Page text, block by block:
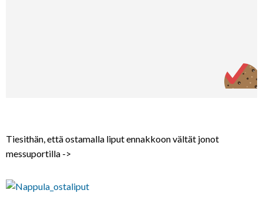
Tiesithän, että ostamalla liput ennakkoon vältät jonot
messuportilla ->